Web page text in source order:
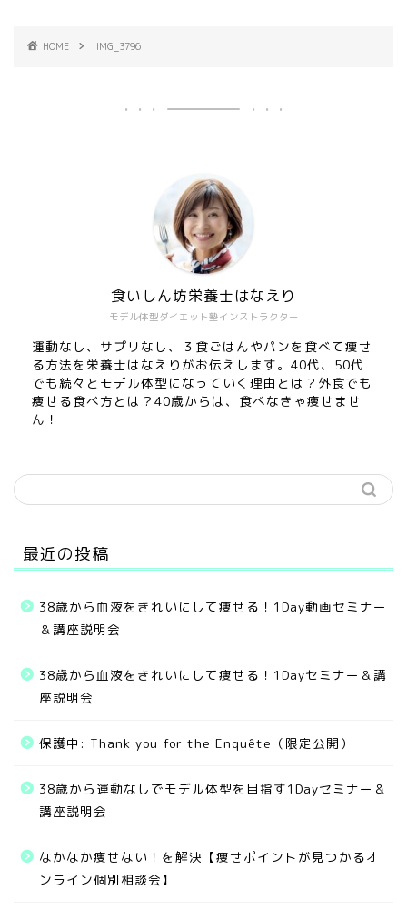
HOME IMG_3796
モデル体型ダイエット塾インストラクター
食いしん坊栄養士はなえり
運動なし、サプリなし、３食ごはんやパンを食べて痩せ
る方法を栄養士はなえりがお伝えします。40代、50代
でも続々とモデル体型になっていく理由とは？外食でも
痩せる食べ方とは？40歳からは、食べなきゃ痩せませ
ん！
最近の投稿
38歳から血液をきれいにして痩せる！1Day動画セミナー
＆講座説明会
38歳から血液をきれいにして痩せる！1Dayセミナー＆講
座説明会
保護中: Thank you for the Enquête（限定公開）
38歳から運動なしでモデル体型を目指す1Dayセミナー＆
講座説明会
なかなか痩せない！を解決【痩せポイントが見つかるオ
ンライン個別相談会】
お客様の実績